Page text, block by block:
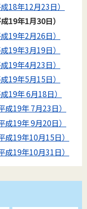
18年12月23日）
19年1月30日）
19年2月26日）
19年3月19日）
19年4月23日）
19年5月15日）
19年 6月18日）
19年 7月23日）
19年 9月20日）
成19年10月15日）
成19年10月31日）